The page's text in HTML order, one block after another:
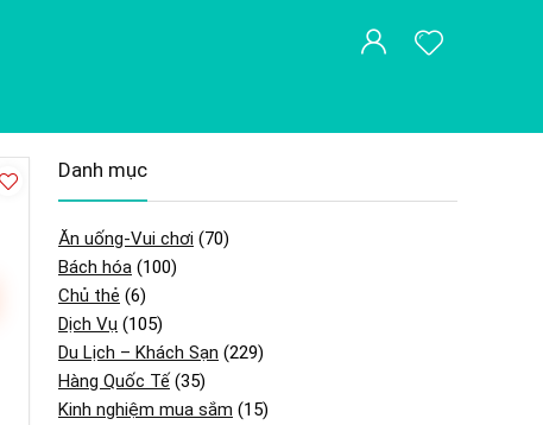
Danh mục
Ăn uống-Vui chơi (70)
Bách hóa (100)
Chủ thẻ (6)
Dịch Vụ (105)
Du Lịch – Khách Sạn (229)
Hàng Quốc Tế (35)
Kinh nghiệm mua sắm (15)